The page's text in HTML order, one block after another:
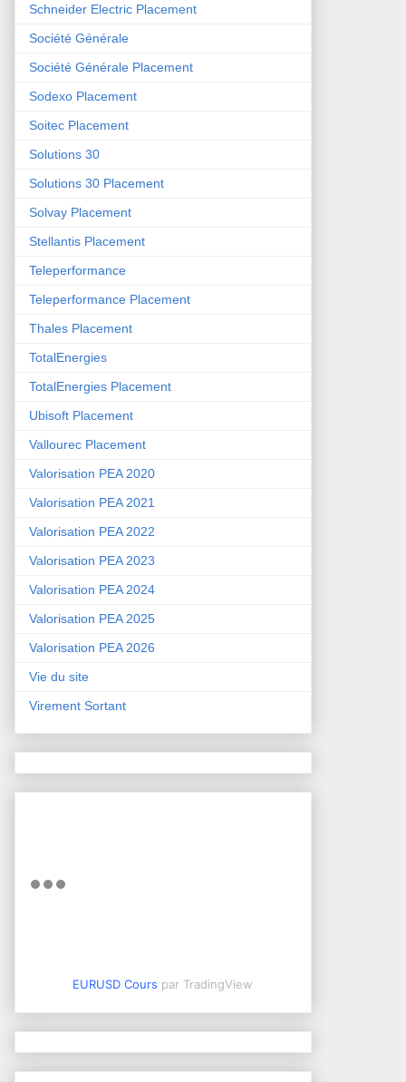
Schneider Electric Placement
Société Générale
Société Générale Placement
Sodexo Placement
Soitec Placement
Solutions 30
Solutions 30 Placement
Solvay Placement
Stellantis Placement
Teleperformance
Teleperformance Placement
Thales Placement
TotalEnergies
TotalEnergies Placement
Ubisoft Placement
Vallourec Placement
Valorisation PEA 2020
Valorisation PEA 2021
Valorisation PEA 2022
Valorisation PEA 2023
Valorisation PEA 2024
Valorisation PEA 2025
Valorisation PEA 2026
Vie du site
Virement Sortant
EURUSD Cours par TradingView